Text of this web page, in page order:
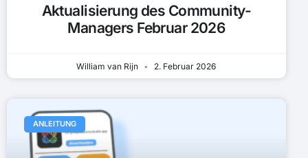
Aktualisierung des Community-
Managers Februar 2026
William van Rijn 2. Februar 2026
ANLEITUNG